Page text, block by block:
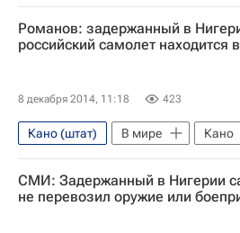
Нигерия
Африка
Весь
Романов: задержанный в
российский самолет находится
8 декабря 2014, 11:18 423
Кано (штат) В мире
Кано
Нигерия
Африка Весь
СМИ: Задержанный в Нигерии
не перевозил оружие или